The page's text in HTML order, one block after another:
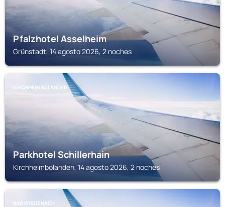
Pfalzhotel Asselheim
Grünstadt, 14 agosto 2026, 2 noches
KIRCHHEIMBOLANDEN
Parkhotel Schillerhain
Kirchheimbolanden, 14 agosto 2026, 2 noches
BAD KREUZNACH